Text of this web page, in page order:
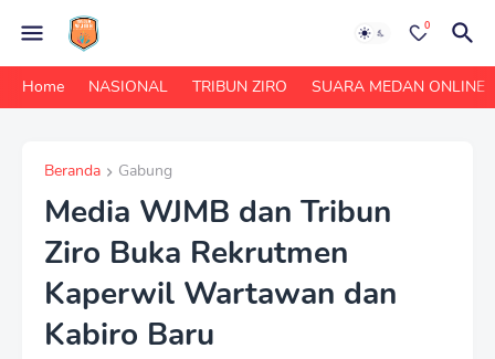
0
Home NASIONAL TRIBUN ZIRO SUARA MEDAN ONLINE
Beranda Gabung
Media WJMB dan Tribun
Ziro Buka Rekrutmen
Kaperwil Wartawan dan
Kabiro Baru